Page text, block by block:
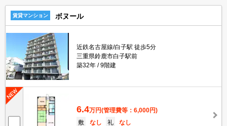
賃貸マンション ボヌール
近鉄名古屋線/白子駅 徒歩5分
三重県鈴鹿市白子駅前
築32年
9階建
6.4万円(管理費等：6,000円)
敷
なし 礼
なし